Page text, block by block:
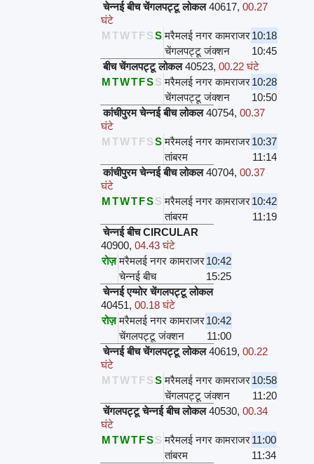
चेन्नई बीच चेंगलपट्टू लोकल 40617,00.27
घंटे
M TWTFSS मरैमलई नगर कामराजर10:18
चेंगलपट्टू जंक्शन
10:45
बीच चेंगलपट्टू लोकल 40523,00.22 घंटे
MTWTFSS मरैमलई नगर कामराजर10:28
चेंगलपट्टू जंक्शन
10:50
कांचीपुरम चेन्नई बीच लोकल 40754,00.37
घंटे
M TWTFSS मरैमलई नगर कामराजर10:37
तांबरम
11:14
कांचीपुरम चेन्नई बीच लोकल 40704,00.37
घंटे
MTWTFSS मरैमलई नगर कामराजर10:42
तांबरम
11:19
चेन्नई बीच CIRCULAR
40900,04.43 घंटे
रोज़ मरैमलई नगर कामराजर10:42
चेन्नई बीच
15:25
चेन्नई एग्मोर चेंगलपट्टू लोकल
40451,00.18 घंटे
रोज़ मरैमलई नगर कामराजर10:42
चेंगलपट्टू जंक्शन
11:00
चेन्नई बीच चेंगलपट्टू लोकल 40619,00.22
घंटे
M TWTFSS मरैमलई नगर कामराजर10:58
चेंगलपट्टू जंक्शन
11:20
चेंगलपट्टू चेन्नई बीच लोकल 40530,00.34
घंटे
MTWTFSS मरैमलई नगर कामराजर11:00
तांबरम
11:34